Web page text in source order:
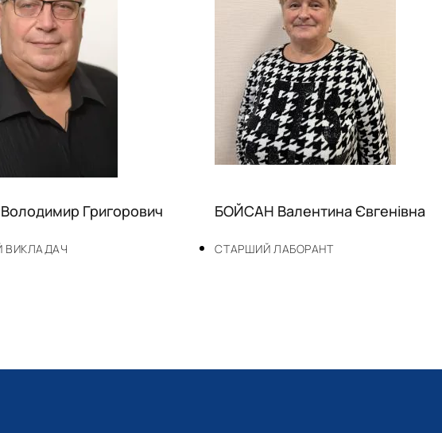
ВИКЛАДАЧ
Григорович
СТАРШИЙ ЛАБОРАНТ
БОЙСАН Валентина Євгенівна